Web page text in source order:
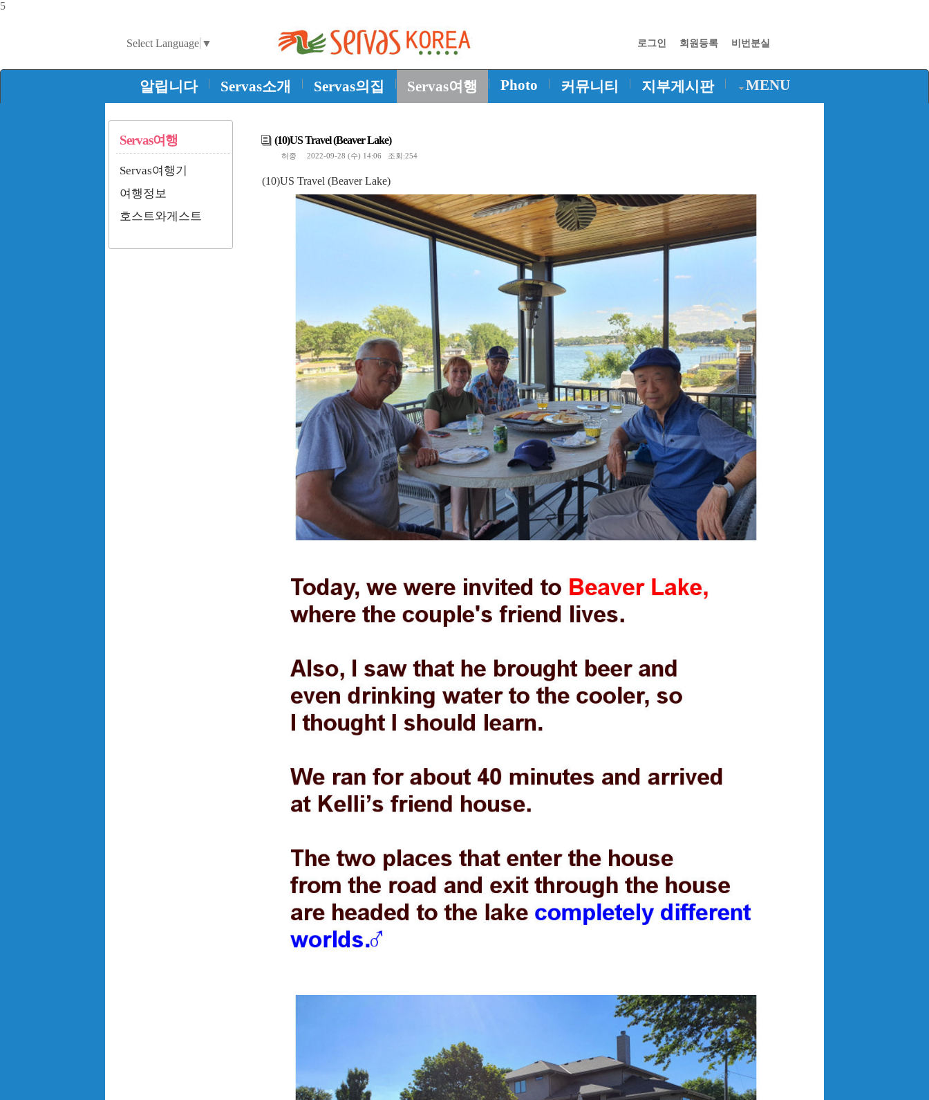
5
Select Language ▼ 로그인 회원등록 비번분실
알립니다 | Servas소개 | Servas의집 | Servas여행 | Photo | 커뮤니티 | 지부게시판 | MENU
Servas여행
Servas여행기
여행정보
호스트와게스트
(10)US Travel (Beaver Lake)
허종 2022-09-28 (수) 14:06 조회:254
(10)US Travel (Beaver Lake)